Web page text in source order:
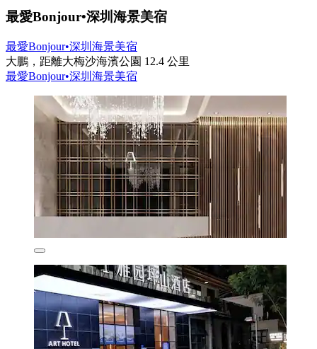
最愛Bonjour•深圳海景美宿
最愛Bonjour•深圳海景美宿
大鵬，距離大梅沙海濱公園 12.4 公里
最愛Bonjour•深圳海景美宿